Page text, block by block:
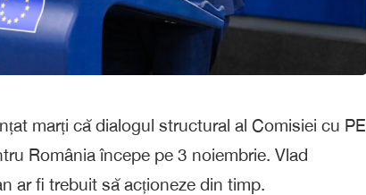
marți că dialogul structural al Comisiei cu PE
România începe pe 3 noiembrie. Vlad
ar fi trebuit să acționeze din timp.